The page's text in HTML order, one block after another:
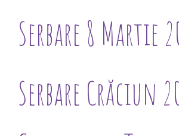
Serbare 8 Martie
Serbare Crăciun